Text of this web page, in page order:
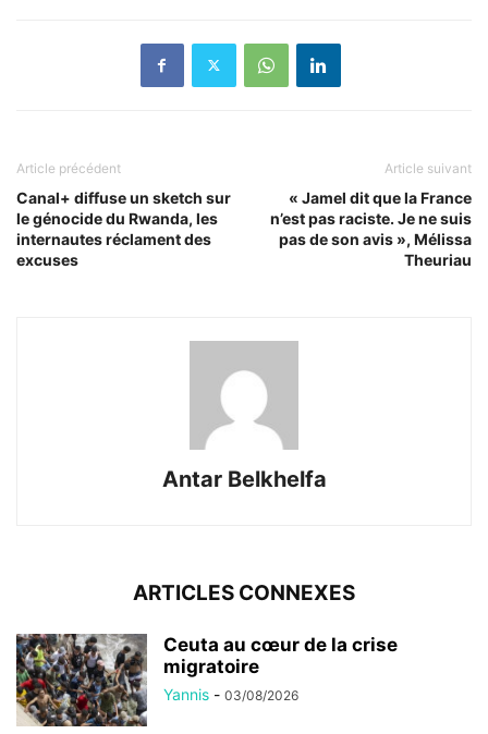
Article précédent
Canal+ diffuse un sketch sur
le génocide du Rwanda, les
internautes réclament des
excuses
Article suivant
« Jamel dit que la France
n’est pas raciste. Je ne suis
pas de son avis », Mélissa
Theuriau
Antar Belkhelfa
ARTICLES CONNEXES
Ceuta au cœur de la crise
migratoire
Yannis - 03/08/2026